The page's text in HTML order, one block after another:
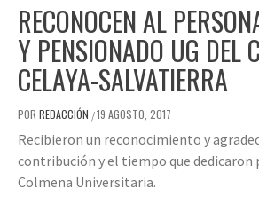
RECONOCEN AL
Y PENSIONADO UG DEL
CELAYA-SALVATIERRA
POR REDACCIÓN /19 AGOSTO, 2017
Recibieron un reconocimiento y
contribución y el tiempo que
Colmena Universitaria.